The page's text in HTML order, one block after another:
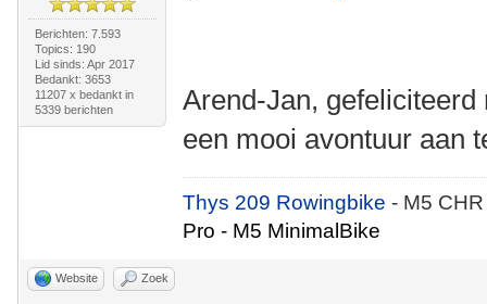
Berichten: 7.593
Topics: 190
Lid sinds: Apr 2017
Bedankt: 3653
11207 x bedankt in
5339 berichten
Arend-Jan,
een mooi avontuur aan
Thys 209 Rowingbike- M5
Pro - M5 MinimalBike
Website Zoek